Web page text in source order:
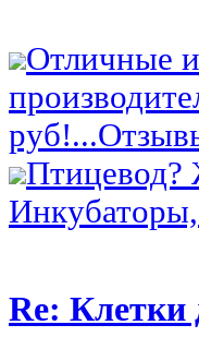
Отличные
руб!...
Re: Клетки